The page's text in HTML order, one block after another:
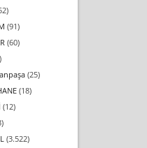
(91)
(60)
(25)
(18)
(12)
(3.522)